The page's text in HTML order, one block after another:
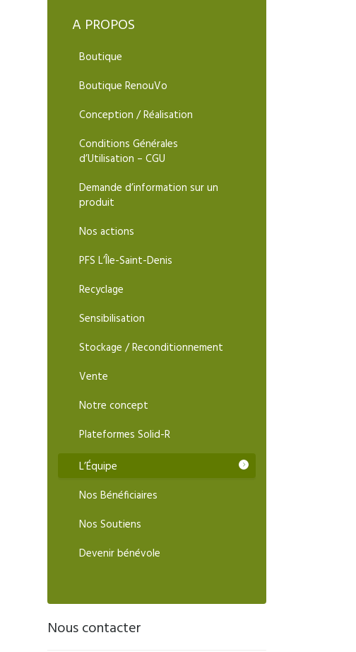
A PROPOS
Boutique
Boutique RenouVo
Conception / Réalisation
Conditions Générales
d’Utilisation – CGU
Demande d’information sur un
produit
Nos actions
PFS L’Île-Saint-Denis
Recyclage
Sensibilisation
Stockage / Reconditionnement
Vente
Notre concept
Plateformes Solid-R
L’Équipe
Nos Bénéficiaires
Nos Soutiens
Devenir bénévole
Nous contacter